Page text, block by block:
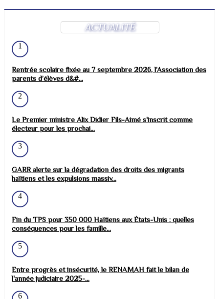
ACTUALITÉ
1
Rentrée scolaire fixée au 7 septembre 2026, l’Association des
parents d’élèves d&#...
2
Le Premier ministre Alix Didier Fils-Aimé s'inscrit comme
électeur pour les prochai...
3
GARR alerte sur la dégradation des droits des migrants
haïtiens et les expulsions massiv...
4
Fin du TPS pour 350 000 Haïtiens aux États-Unis : quelles
conséquences pour les famille...
5
Entre progrès et insécurité, le RENAMAH fait le bilan de
l'année judiciaire 2025-...
6